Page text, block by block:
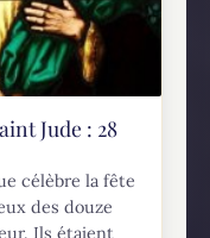
Jude : 28
célèbre la fête
des douze
Ils étaient